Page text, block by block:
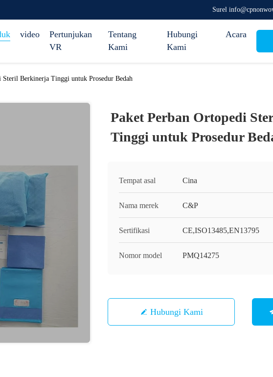
Surel
video
Pertunjukan
VR
Tentang
Kami
Hubungi
Kami
Acara
Steril Berkinerja Tinggi untuk Prosedur Bedah
Paket Perban Ortopedi
Tinggi untuk Prosedur
Tempat asal Cina
Nama merek C&P
Sertifikasi CE,ISO13485,EN13795
Nomor model PMQ14275
Hubungi Kami